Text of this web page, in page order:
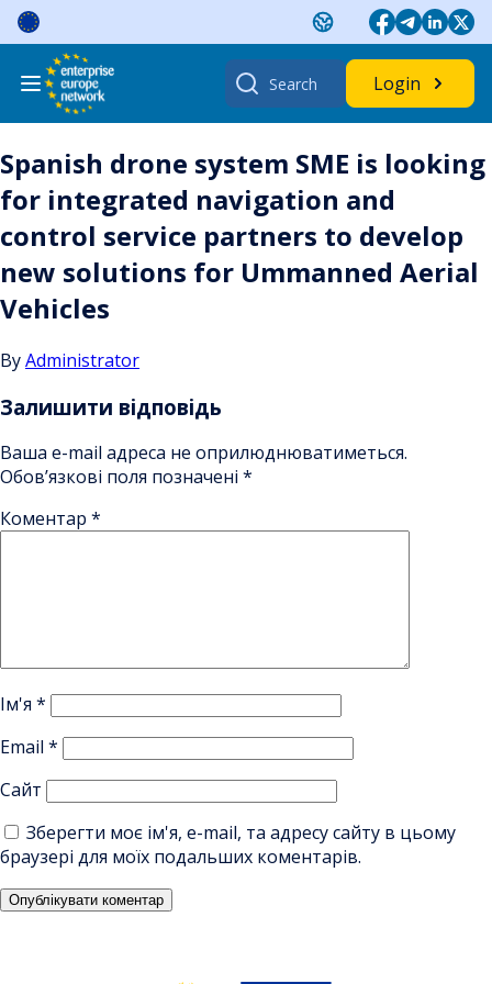
Skip
content
Search
for:
Login
Spanish drone system SME is looking
for integrated navigation and
control service partners to develop
new solutions for Ummanned Aerial
Vehicles
ByAdministrator
Залишити відповідь
Ваша e-mail адреса не оприлюднюватиметься.
Обов’язкові поля позначені *
Коментар *
Ім'я *
Email *
Сайт
Зберегти моє ім'я, e-mail, та адресу сайту в цьому
браузері для моїх подальших коментарів.